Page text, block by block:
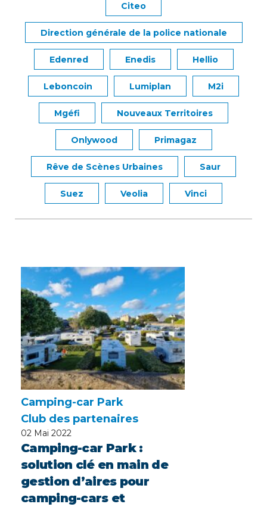
Citeo
Direction générale de la police nationale
Edenred Enedis Hellio
Leboncoin Lumiplan M2i
Mgéfi Nouveaux Territoires
Onlywood Primagaz
Rêve de Scènes Urbaines Saur
Suez Veolia Vinci
Camping-car Park
Club des partenaires
02 Mai 2022
Camping-car Park :
solution clé en main de
gestion d’aires pour
camping-cars et